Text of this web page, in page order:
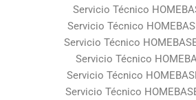
Servicio Técnico
Servicio Técnico
Servicio Técnico
Servicio Técnico
Servicio Técnico
Servicio Técnico